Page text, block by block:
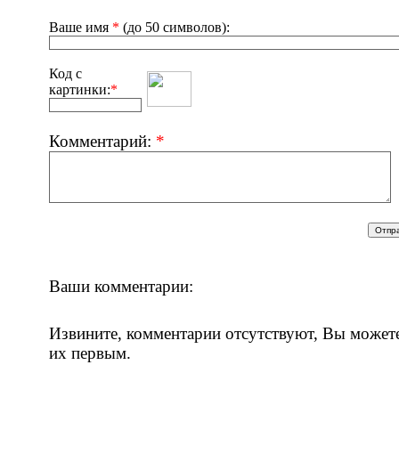
Ваше имя * (до 50 символов):
Код с
картинки:*
Комментарий: *
Ваши комментарии:
Извините, комментарии отсутствуют, Вы
их первым.